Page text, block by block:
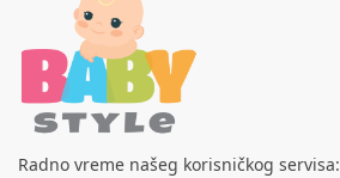
Radno vreme našeg korisničkog servisa: